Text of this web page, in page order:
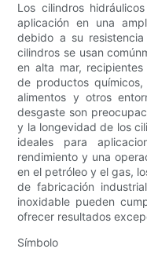
Los cilindros
aplicación en una
debido a su
cilindros se usan
en alta mar,
de productos
alimentos y otros
desgaste son
y la longevidad de los
ideales para
rendimiento y una
en el petróleo y el gas,
de fabricación
inoxidable pueden
ofrecer resultados
Símbolo